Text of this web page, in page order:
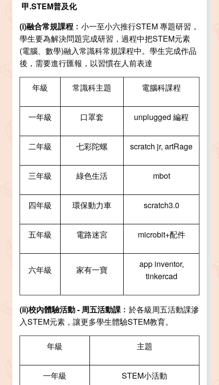
甲.STEM普及化
(i)融合常規課程﹕ 小一至小六推行STEM 專題研習，
學生要為解決問題完成研習，過程中把STEM元素
(電腦、數學)融入常識科常規課程中。學生完成作品
後，需要進行匯報，以習慣在人前表達
年級 常識科主題 電腦科課程
一年級 口罩套 unplugged 編程
二年級 七彩陀螺 scratch jr, artRage
三年級 綠色生活 mbot
四年級 環保動力車 scratch3.0
五年級 電路迷宮 microbit+配件
六年級 家有一寶
app inventor,
tinkercad
(ii)校內體驗活動 - 周五活動課﹕ 於各級周五活動課滲
入STEM元素，讓更多學生體驗STEM教育。
年級 主題
一年級 STEM小活動